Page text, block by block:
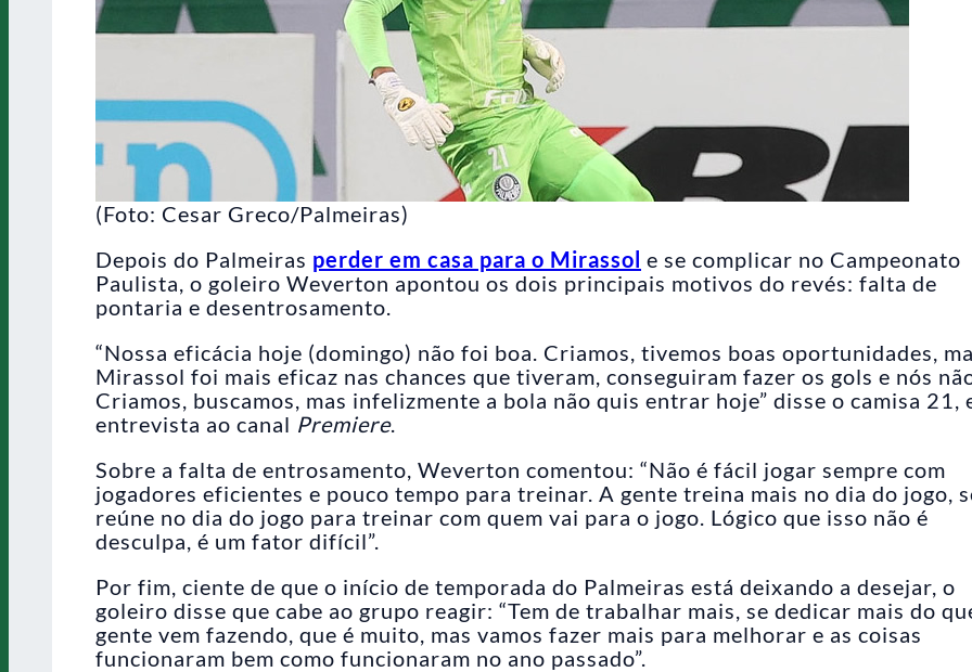
(Foto: Cesar Greco/Palmeiras)
Depois do Palmeiras perder em casa para o Mirassol e se complicar no Campeonato
Paulista, o goleiro Weverton apontou os dois principais motivos do revés: falta de
pontaria e desentrosamento.
“Nossa eficácia hoje (domingo) não foi boa. Criamos, tivemos boas oportunidades,
Mirassol foi mais eficaz nas chances que tiveram, conseguiram fazer os gols e nós
Criamos, buscamos, mas infelizmente a bola não quis entrar hoje” disse o camisa 21,
entrevista ao canal Premiere.
Sobre a falta de entrosamento, Weverton comentou: “Não é fácil jogar sempre com
jogadores eficientes e pouco tempo para treinar. A gente treina mais no dia do jogo,
reúne no dia do jogo para treinar com quem vai para o jogo. Lógico que isso não é
desculpa, é um fator difícil”.
Por fim, ciente de que o início de temporada do Palmeiras está deixando a desejar, o
goleiro disse que cabe ao grupo reagir: “Tem de trabalhar mais, se dedicar mais do
gente vem fazendo, que é muito, mas vamos fazer mais para melhorar e as coisas
funcionaram bem como funcionaram no ano passado”.